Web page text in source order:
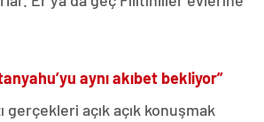
aynı akıbet bekliyor”
gerçekleri açık açık konuşmak